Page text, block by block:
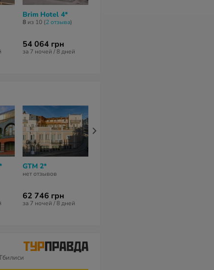
Brim Hotel 4*
8 из 10 (2 отзывa)
54 064 грн
за 7 ночей / 8 дней
GTM 2*
нет отзывов
62 746 грн
за 7 ночей / 8 дней